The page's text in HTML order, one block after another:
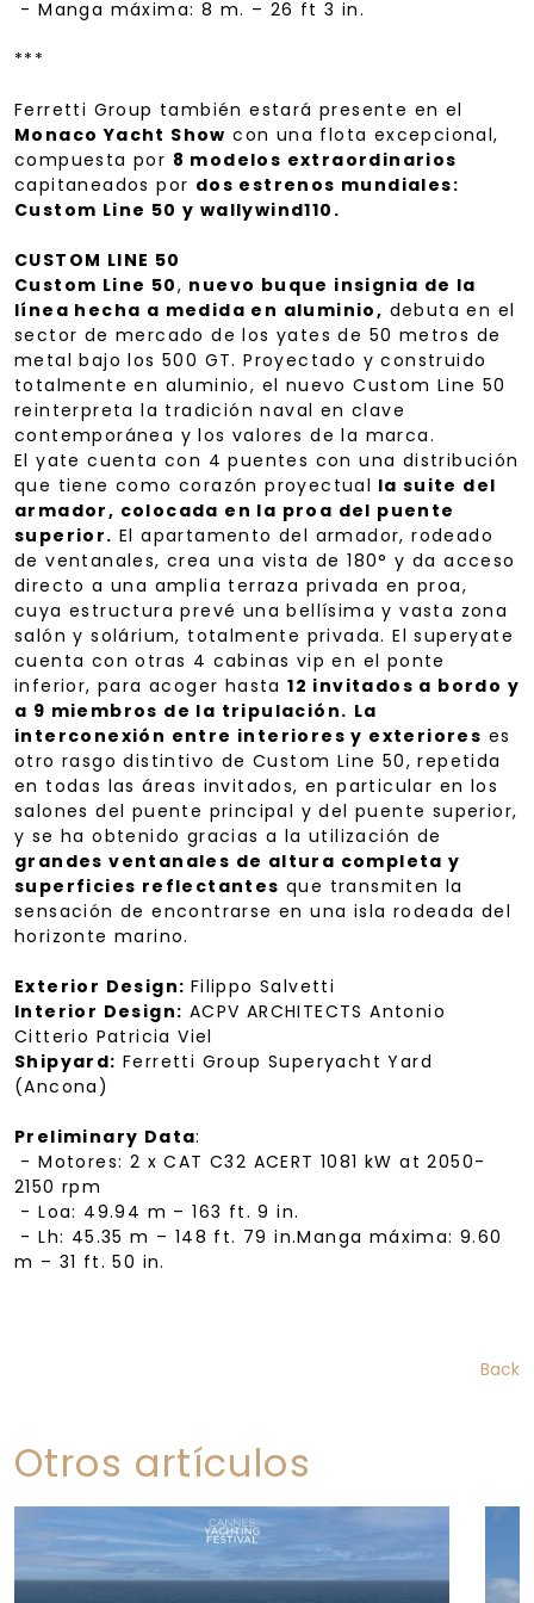
- Manga máxima: 8 m. – 26 ft 3 in.
***
Ferretti Group también estará presente en el
Monaco Yacht Show con una flota excepcional,
compuesta por 8 modelos extraordinarios
capitaneados por dos estrenos mundiales:
Custom Line 50 y wallywind110.
CUSTOM LINE 50
Custom Line 50, nuevo buque insignia de la
línea hecha a medida en aluminio, debuta en el
sector de mercado de los yates de 50 metros de
metal bajo los 500 GT. Proyectado y construido
totalmente en aluminio, el nuevo Custom Line 50
reinterpreta la tradición naval en clave
contemporánea y los valores de la marca.
El yate cuenta con 4 puentes con una distribución
que tiene como corazón proyectual la suite del
armador, colocada en la proa del puente
superior. El apartamento del armador, rodeado
de ventanales, crea una vista de 180° y da acceso
directo a una amplia terraza privada en proa,
cuya estructura prevé una bellísima y vasta zona
salón y solárium, totalmente privada. El superyate
cuenta con otras 4 cabinas vip en el ponte
inferior, para acoger hasta12 invitados a bordo y
a 9 miembros de la tripulación. La
interconexión entre interiores y exteriores es
otro rasgo distintivo de Custom Line 50, repetida
en todas las áreas invitados, en particular en los
salones del puente principal y del puente superior,
y se ha obtenido gracias a la utilización de
grandes ventanales de altura completa y
superficies reflectantes que transmiten la
sensación de encontrarse en una isla rodeada del
horizonte marino.
Exterior Design: Filippo Salvetti
Interior Design: ACPV ARCHITECTS Antonio
Citterio Patricia Viel
Shipyard: Ferretti Group Superyacht Yard
(Ancona)
Preliminary Data:
- Motores: 2 x CAT C32 ACERT 1081 kW at 2050-
2150 rpm
- Loa: 49.94 m – 163 ft. 9 in.
- Lh: 45.35 m – 148 ft. 79 in.Manga máxima: 9.60
m – 31 ft. 50 in.
Back
Otros artículos